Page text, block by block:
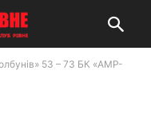
53 – 73 БК «AMP-